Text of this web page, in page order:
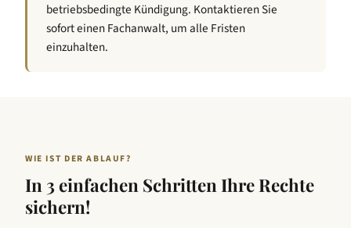
betriebsbedingte Kündigung. Kontaktieren Sie
sofort einen Fachanwalt, um alle Fristen
einzuhalten.
WIE IST DER ABLAUF?
In 3 einfachen Schritten Ihre Rechte
sichern!